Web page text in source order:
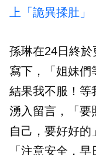
上「詭異揉肚」
孫琳在24日終
寫下，「姐妹們
結果我不服！等
湧入留言，「要
自己，要好好的
「注意安全，早